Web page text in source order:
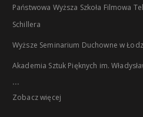
Państwowa Wyższa Szkoła Filmowa
Schillera
Wyższe Seminarium Duchowne w
Akademia Sztuk Pięknych im.
...
Zobacz więcej